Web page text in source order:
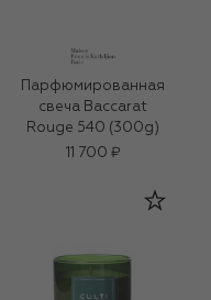
Парфюмированная
свеча Baccarat
Rouge 540 (300g)
11 700 ₽